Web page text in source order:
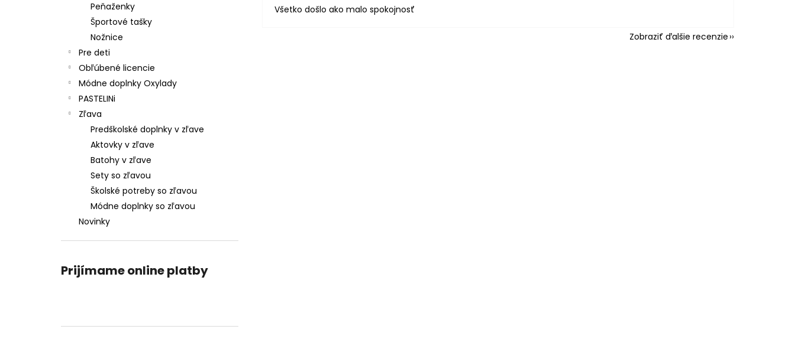
Peňaženky
Športové tašky
Nožnice
Pre deti
Obľúbené licencie
Módne doplnky Oxylady
PASTELINi
Zľava
Predškolské doplnky v zľave
Aktovky v zľave
Batohy v zľave
Sety so zľavou
Školské potreby so zľavou
Módne doplnky so zľavou
Novinky
Prijímame online platby
Všetko došlo ako malo spokojnosť
Zobraziť ďalšie recenzie